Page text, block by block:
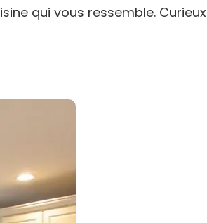
qui vous ressemble. Curieux